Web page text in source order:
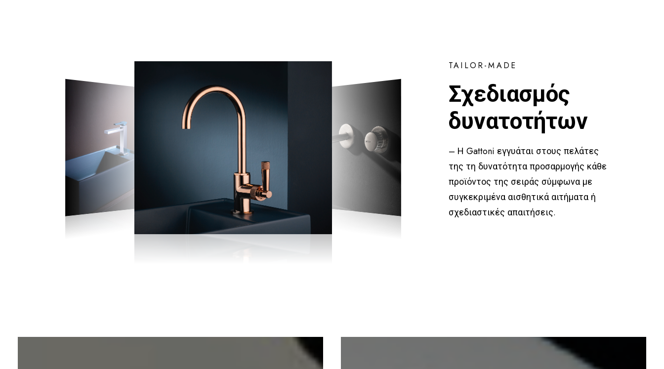
TAILOR-MADE
Σχεδιασμός
δυνατοτήτων
– Η Gattoni εγγυάται στους πελάτες
της τη δυνατότητα προσαρμογής κάθε
προϊόντος της σειράς σύμφωνα με
συγκεκριμένα αισθητικά αιτήματα ή
σχεδιαστικές απαιτήσεις.